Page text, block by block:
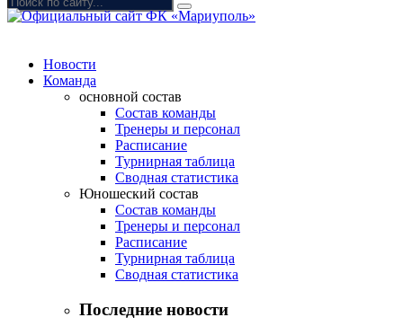
Новости
Команда
основной состав
Состав команды
Тренеры и персонал
Расписание
Турнирная таблица
Сводная статистика
Юношеский состав
Состав команды
Тренеры и персонал
Расписание
Турнирная таблица
Сводная статистика
Последние новости